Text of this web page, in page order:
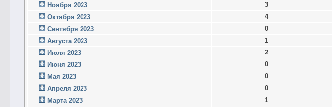
Ноября 2023
3
Октября 2023
4
Сентября 2023
0
Августа 2023
1
Июля 2023
2
Июня 2023
0
Мая 2023
0
Апреля 2023
0
Марта 2023
1